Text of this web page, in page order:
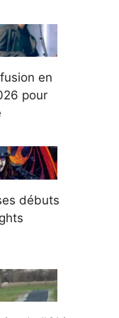
en
pour
débuts